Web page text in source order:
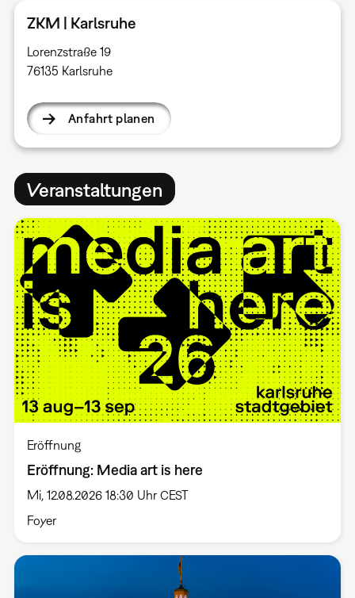
ZKM | Karlsruhe
Lorenzstraße 19
76135 Karlsruhe
Anfahrt planen
Veranstaltungen
Eröffnung
Eröffnung: Media art is here
Mi, 12.08.2026 18:30 Uhr CEST
Foyer